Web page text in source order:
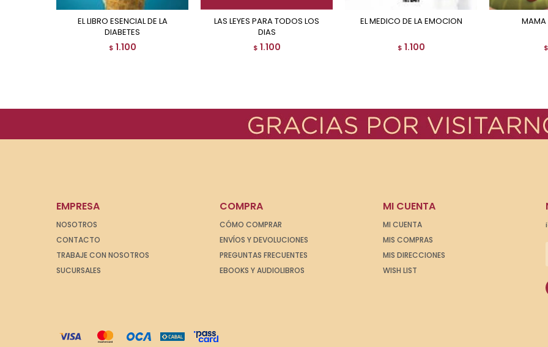
EL LIBRO ESENCIAL DE LA
DIABETES
$ 1.100
LAS LEYES PARA TODOS LOS
DIAS
$ 1.100
EL MEDICO DE LA EMOCION
$ 1.100 $
EMPRESA
NOSOTROS
CONTACTO
TRABAJE CON NOSOTROS
SUCURSALES
COMPRA
CÓMO COMPRAR
ENVÍOS Y DEVOLUCIONES
PREGUNTAS FRECUENTES
EBOOKS Y AUDIOLIBROS
MI CUENTA
MI CUENTA
MIS COMPRAS
MIS DIRECCIONES
WISH LIST